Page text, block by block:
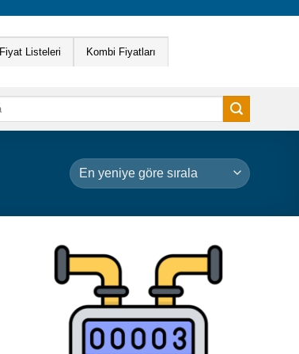
Fiyat Listeleri Kombi Fiyatları